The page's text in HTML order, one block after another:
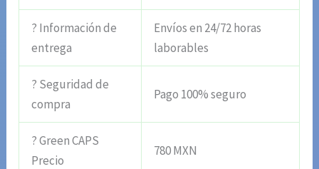
? Información de
entrega
Envíos en 24/72 horas
laborables
? Seguridad de
compra
Pago 100% seguro
? Green CAPS
Precio
780 MXN